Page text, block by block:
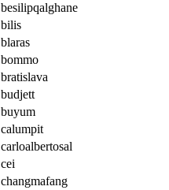
besilipqalghane
bilis
blaras
bommo
bratislava
budjett
buyum
calumpit
carloalbertosal
cei
changmafang